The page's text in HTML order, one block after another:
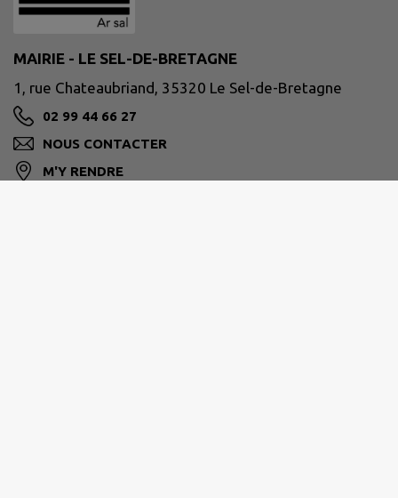
MAIRIE - LE SEL-DE-BRETAGNE
1, rue Chateaubriand, 35320 Le Sel-de-Bretagne
02 99 44 66 27
NOUS CONTACTER
M'Y RENDRE